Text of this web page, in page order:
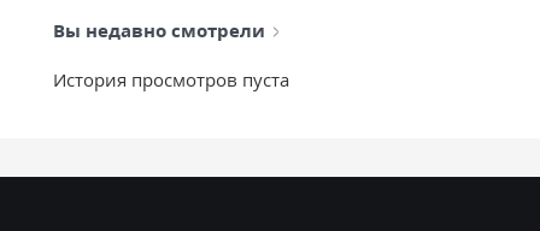
Вы недавно смотрели
История просмотров пуста